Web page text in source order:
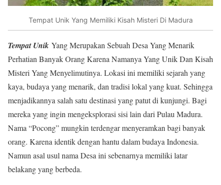
Tempat Unik Yang Memiliki Kisah Misteri Di Madura
Tempat Unik Yang Merupakan Sebuah Desa Yang Menarik
Perhatian Banyak Orang Karena Namanya Yang Unik Dan Kisah
Misteri Yang Menyelimutinya. Lokasi ini memiliki sejarah yang
kaya, budaya yang menarik, dan tradisi lokal yang kuat. Sehingga
menjadikannya salah satu destinasi yang patut di kunjungi. Bagi
mereka yang ingin mengeksplorasi sisi lain dari Pulau Madura.
Nama “Pocong” mungkin terdengar menyeramkan bagi banyak
orang. Karena identik dengan hantu dalam budaya Indonesia.
Namun asal usul nama Desa ini sebenarnya memiliki latar
belakang yang berbeda.